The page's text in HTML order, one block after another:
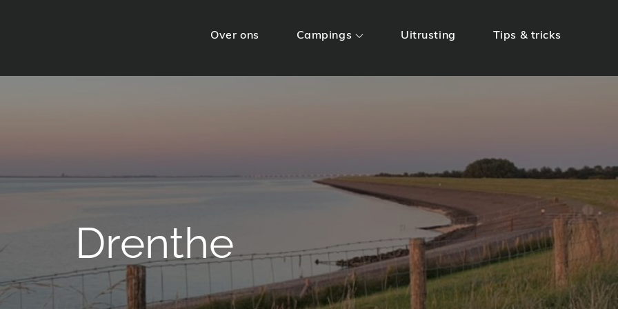
Over ons Campings Uitrusting Tips & tricks
Drenthe